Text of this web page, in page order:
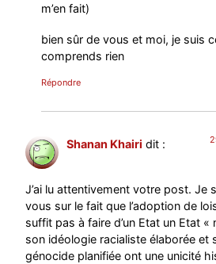
m’en fait)
bien sûr de vous et moi, je suis
comprends rien
Répondre
Shanan Khairi dit :
J’ai lu attentivement votre post. Je
vous sur le fait que l’adoption de
suffit pas à faire d’un Etat un Etat «
son idéologie racialiste élaborée et
génocide planifiée ont une unicité